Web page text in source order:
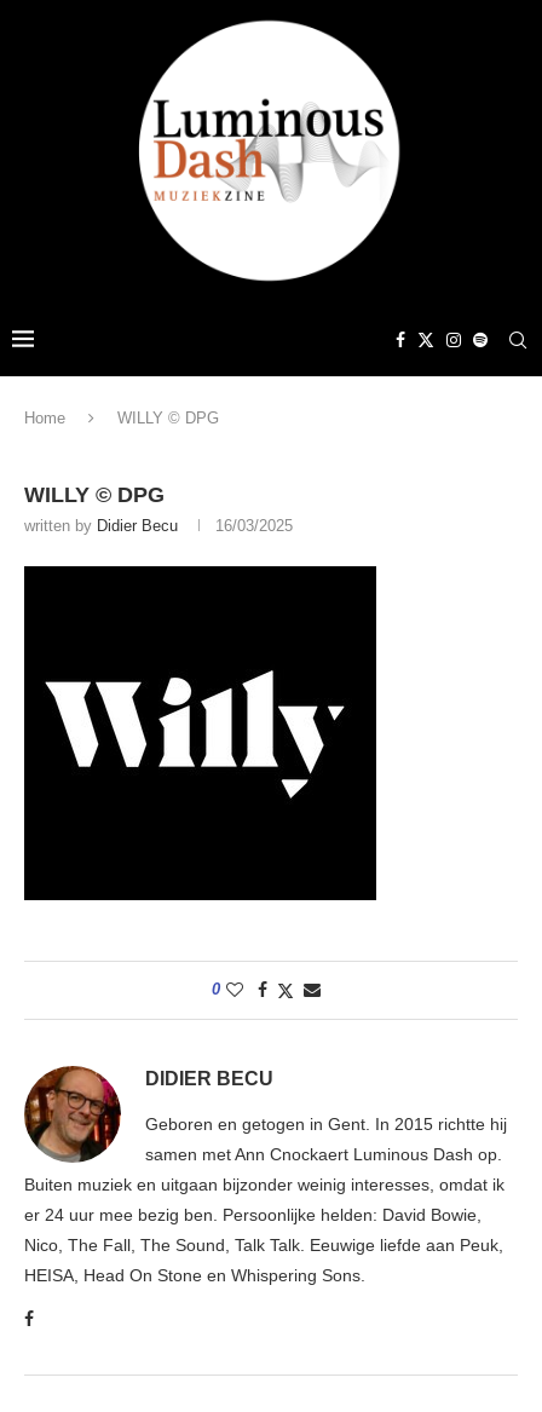
Home WILLY © DPG
WILLY © DPG
written by Didier Becu 16/03/2025
0
DIDIER BECU
Geboren en getogen in Gent. In 2015 richtte hij
samen met Ann Cnockaert Luminous Dash op.
Buiten muziek en uitgaan bijzonder weinig interesses, omdat ik
er 24 uur mee bezig ben. Persoonlijke helden: David Bowie,
Nico, The Fall, The Sound, Talk Talk. Eeuwige liefde aan Peuk,
HEISA, Head On Stone en Whispering Sons.